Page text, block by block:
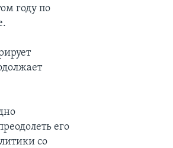
году по
его
со